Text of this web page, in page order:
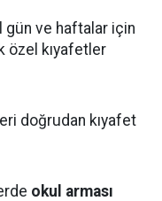
gün ve haftalar için
özel kıyafetler
doğrudan kıyafet
okul arması